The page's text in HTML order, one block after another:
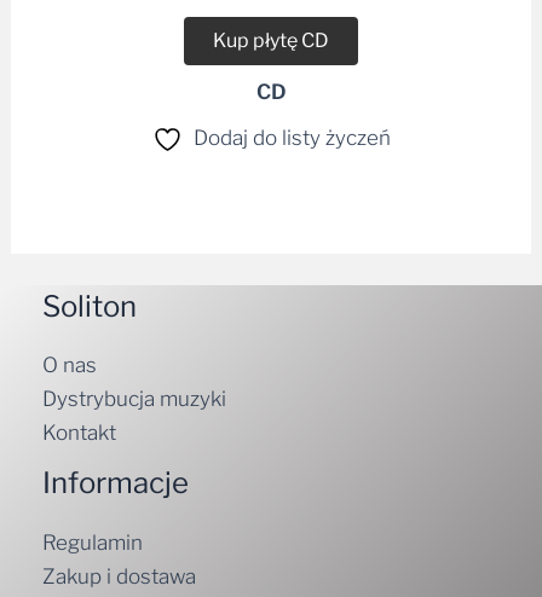
Kup płytę CD
CD
Dodaj do listy życzeń
Soliton
O nas
Dystrybucja muzyki
Kontakt
Informacje
Regulamin
Zakup i dostawa